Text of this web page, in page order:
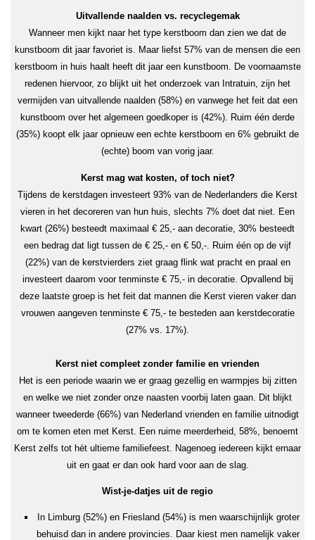
Uitvallende naalden vs. recyclegemak
Wanneer men kijkt naar het type kerstboom dan zien we dat de
kunstboom dit jaar favoriet is. Maar liefst 57% van de mensen die een
kerstboom in huis haalt heeft dit jaar een kunstboom. De voornaamste
redenen hiervoor, zo blijkt uit het onderzoek van Intratuin, zijn het
vermijden van uitvallende naalden (58%) en vanwege het feit dat een
kunstboom over het algemeen goedkoper is (42%). Ruim één derde
(35%) koopt elk jaar opnieuw een echte kerstboom en 6% gebruikt de
(echte) boom van vorig jaar.
Kerst mag wat kosten, of toch niet?
Tijdens de kerstdagen investeert 93% van de Nederlanders die Kerst
vieren in het decoreren van hun huis, slechts 7% doet dat niet. Een
kwart (26%) besteedt maximaal € 25,- aan decoratie, 30% besteedt
een bedrag dat ligt tussen de € 25,- en € 50,-. Ruim één op de vijf
(22%) van de kerstvierders ziet graag flink wat pracht en praal en
investeert daarom voor tenminste € 75,- in decoratie. Opvallend bij
deze laatste groep is het feit dat mannen die Kerst vieren vaker dan
vrouwen aangeven tenminste € 75,- te besteden aan kerstdecoratie
(27% vs. 17%).
Kerst niet compleet zonder familie en vrienden
Het is een periode waarin we er graag gezellig en warmpjes bij zitten
en welke we niet zonder onze naasten voorbij laten gaan. Dit blijkt
wanneer tweederde (66%) van Nederland vrienden en familie uitnodigt
om te komen eten met Kerst. Een ruime meerderheid, 58%, benoemt
Kerst zelfs tot hét ultieme familiefeest. Nagenoeg iedereen kijkt ernaar
uit en gaat er dan ook hard voor aan de slag.
Wist-je-datjes uit de regio
In Limburg (52%) en Friesland (54%) is men waarschijnlijk groter
behuisd dan in andere provincies. Daar kiest men namelijk vaker